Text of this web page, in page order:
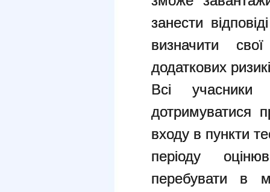
занести
визначити
додаткових
Всі учасники
дотримуватися
входу в пункти
періоду
перебувати в